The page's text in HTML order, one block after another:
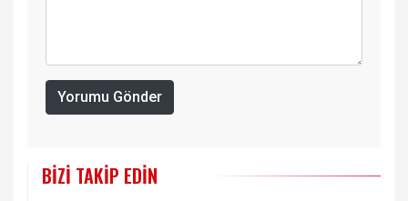
Yorumu Gönder
BIZI TAKIP EDIN